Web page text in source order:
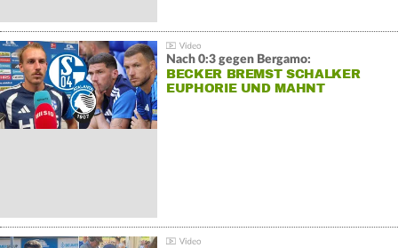
Nach 0:3 gegen Bergamo:
BECKER BREMST SCHALKER
EUPHORIE UND MAHNT